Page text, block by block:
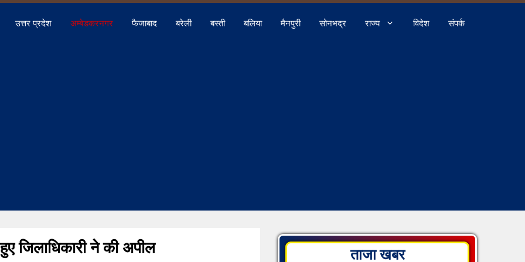
उत्तर प्रदेश अम्बेडकरनगर फैजाबाद बरेली बस्ती बलिया मैनपुरी सोनभद्र राज्य विदेश संपर्क
जिलाधिकारी ने की अपील ताजा खबर